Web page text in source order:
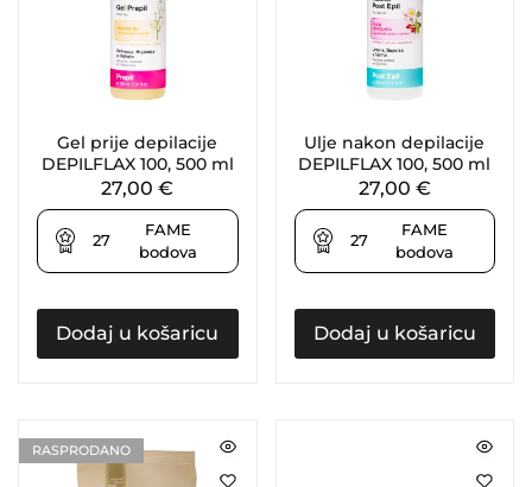
Gel prije depilacije
DEPILFLAX 100, 500 ml
27,00€
27
FAME
bodova
Dodaj u košaricu
Ulje nakon depilacije
DEPILFLAX 100, 500 ml
27,00 €
27
FAME
bodova
Dodaj u košaricu
RASPRODANO